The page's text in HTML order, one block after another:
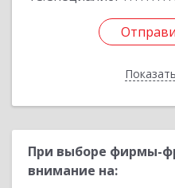
При выборе фирмы-
внимание на: